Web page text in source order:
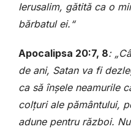
Ierusalim, gătită ca o
bărbatul ei.“
Apocalipsa 20:7, 8:
de ani, Satan va fi
ca să înșele neamurile
colțuri ale pământului,
adune pentru război.